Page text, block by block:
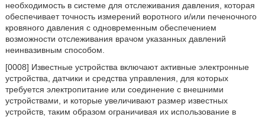
необходимость в системе для отслеживания давления, которая
обеспечивает точность измерений воротного и/или печеночного
кровяного давления с одновременным обеспечением
возможности отслеживания врачом указанных давлений
неинвазивным способом.
[0008] Известные устройства включают активные электронные
устройства, датчики и средства управления, для которых
требуется электропитание или соединение с внешними
устройствами, и которые увеличивают размер известных
устройств, таким образом ограничивая их использование в